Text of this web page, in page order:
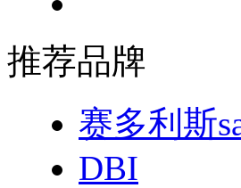
推荐品牌
赛多利斯
DBI